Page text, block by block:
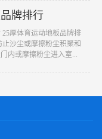
牌排行
厚体育运动地板品牌排
沙尘或摩擦粉尘积聚和
内或摩擦粉尘进入室...